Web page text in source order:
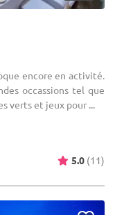
encore en activité.
occassions tel que
verts et jeux pour ...
5.0 (11)